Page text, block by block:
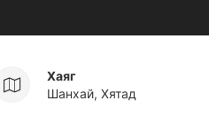
Хаяг
Шанхай, Хятад